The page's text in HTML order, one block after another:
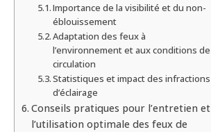
Importance de la visibilité et du non-
éblouissement
Adaptation des feux à
l’environnement et aux conditions de
circulation
Statistiques et impact des infractions
d’éclairage
Conseils pratiques pour l’entretien et
l’utilisation optimale des feux de